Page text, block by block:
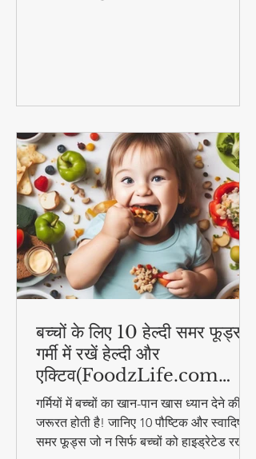
बच्चों के लिए 10 हेल्दी समर फूड्स |
गर्मी में रखें हेल्दी और
एक्टिव(FoodzLife.com
विशेष)
गर्मियों में बच्चों का खान-पान खास ध्यान देने की
जरूरत होती है! जानिए 10 पौष्टिक और स्वादिष्ट
समर फूड्स जो न सिर्फ बच्चों को हाइड्रेटेड रखेंगे,